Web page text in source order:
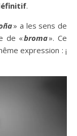
.
» a les sens de
de «broma». Ce
expression : ¡